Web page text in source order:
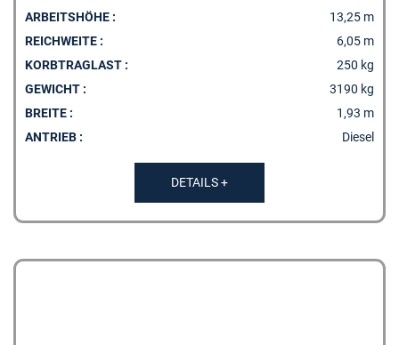
ARBEITSHÖHE :
13,25 m
REICHWEITE :
6,05 m
KORBTRAGLAST :
250 kg
GEWICHT :
3190 kg
BREITE :
1,93 m
ANTRIEB :
Diesel
DETAILS +